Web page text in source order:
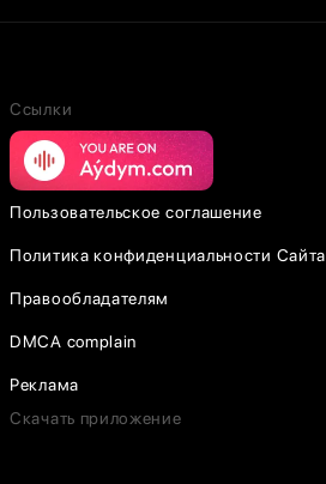
Ссылки
Пользовательское соглашение
Политика конфиденциальности Сайта
Правообладателям
DMCA complain
Реклама
Скачать приложение